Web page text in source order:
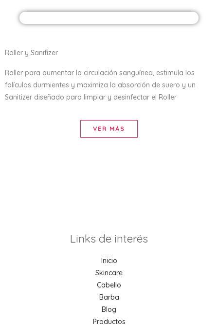
Roller y Sanitizer
Roller para aumentar la circulación sanguínea, estimula los
folículos durmientes y maximiza la absorción de suero y un
Sanitizer diseñado para limpiar y desinfectar el Roller
VER MÁS
Links de interés
Inicio
Skincare
Cabello
Barba
Blog
Productos